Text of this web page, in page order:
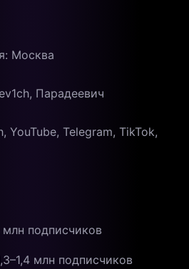
Москва
Парадеевич
Telegram, TikTok,
млн подписчиков
млн подписчиков